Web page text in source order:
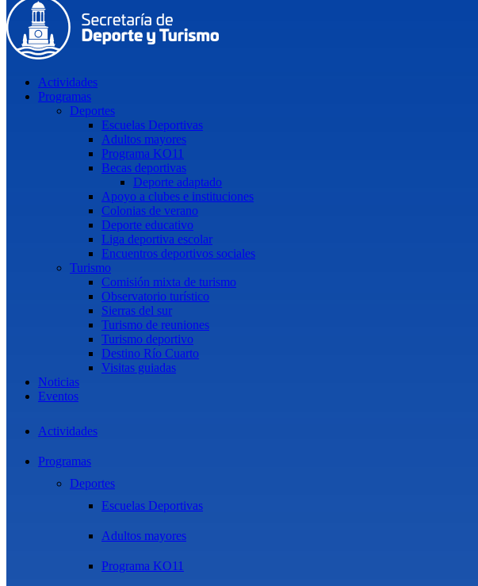
Actividades
Programas
Deportes
Escuelas Deportivas
Adultos mayores
Programa KO11
Becas deportivas
Deporte adaptado
Apoyo a clubes e instituciones
Colonias de verano
Deporte educativo
Liga deportiva escolar
Encuentros deportivos sociales
Turismo
Comisión mixta de turismo
Observatorio turístico
Sierras del sur
Turismo de reuniones
Turismo deportivo
Destino Río Cuarto
Visitas guiadas
Noticias
Eventos
Actividades
Programas
Deportes
Escuelas Deportivas
Adultos mayores
Programa KO11